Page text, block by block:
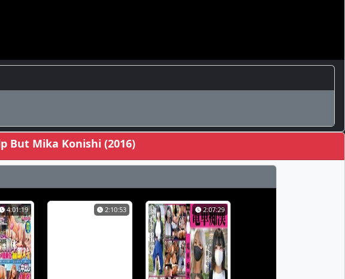
But Mika Konishi (2016)
4:01:19 2:10:53 2:07:29